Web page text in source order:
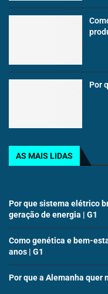
Por
AS MAIS LIDAS
Por que sistema elétrico
geração de energia | G1
Como genética e bem-
anos | G1
Por que a Alemanha quer